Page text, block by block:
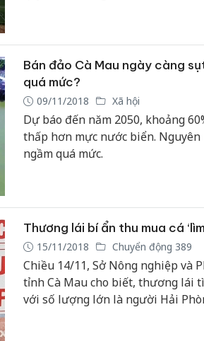
Bán đảo Cà Mau ngày càng
quá mức?
09/11/2018 Xã hội
Dự báo đến năm 2050, khoảng
thấp hơn mực nước biển.
ngầm quá mức.
Thương lái bí ẩn thu mua cá
15/11/2018 Chuyển động 389
Chiều 14/11, Sở Nông nghiệp và
tỉnh Cà Mau cho biết, thương lái
với số lượng lớn là người Hải